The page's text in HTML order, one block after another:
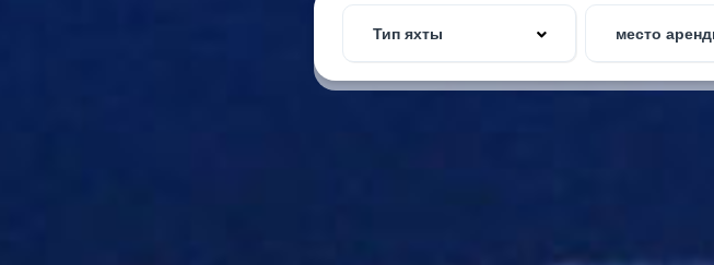
Тип яхты место